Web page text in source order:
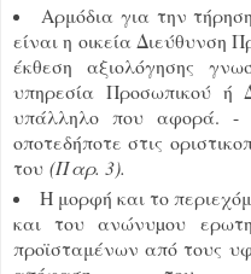
Αρμόδια για την
είναι η οικεία Διεύθυνση
έκθεση αξιολόγησης
υπηρεσία Προσωπικού ή
υπάλληλο που αφορά. -
οποτεδήποτε στις
του (Παρ. 3).
Η μορφή και το
και του ανώνυµου
προϊσταμένων από τους